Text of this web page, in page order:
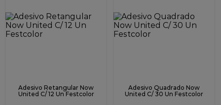
Adesivo Retangular Now
United C/ 12 Un Festcolor
Adesivo Quadrado Now
United C/ 30 Un Festcolor